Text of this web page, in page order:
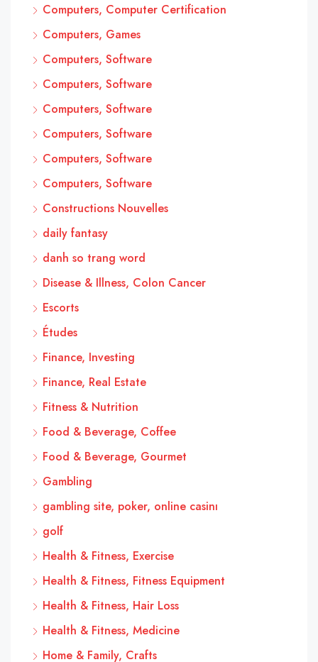
Computers, Computer Certification
Computers, Games
Computers, Software
Computers, Software
Computers, Software
Computers, Software
Computers, Software
Computers, Software
Constructions Nouvelles
daily fantasy
danh so trang word
Disease & Illness, Colon Cancer
Escorts
Études
Finance, Investing
Finance, Real Estate
Fitness & Nutrition
Food & Beverage, Coffee
Food & Beverage, Gourmet
Gambling
gambling site, poker, online casinı
golf
Health & Fitness, Exercise
Health & Fitness, Fitness Equipment
Health & Fitness, Hair Loss
Health & Fitness, Medicine
Home & Family, Crafts